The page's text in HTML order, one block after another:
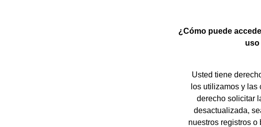
¿Cómo puede
uso
Usted tiene
los utilizamos y
derecho solicitar
desactualizada,
nuestros registros